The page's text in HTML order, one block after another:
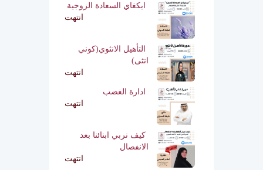
ايكغاي السعادة الزوجية
انتهت
التأهيل الانثوي(كوني
انثى)
انتهت
ادارة الغضب
انتهت
كيف نربي ابنائنا بعد
الانفصال
انتهت